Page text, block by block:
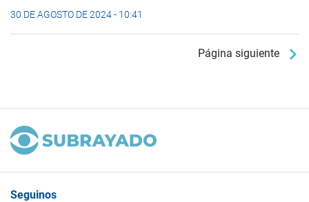
30 DE AGOSTO DE 2024 - 10:41
Página siguiente
Seguinos